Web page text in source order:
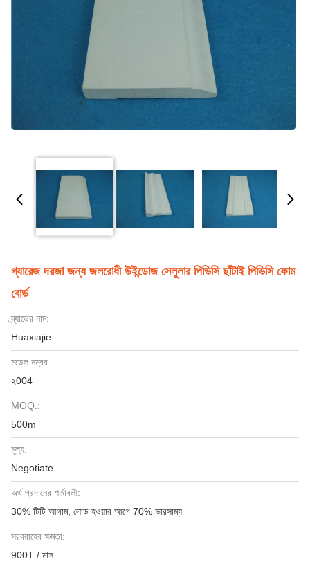
গ্যারেজ দরজা জন্য জলরোধী উইন্ডোজ সেলুলার পিভিসি ছাঁটাই পিভিসি ফোম
বোর্ড
ব্র্যান্ডের নাম:
Huaxiajie
মডেল নম্বর:
২004
MOQ.:
500m
মূল্য:
Negotiate
অর্থ প্রদানের শর্তাবলী:
30% টিটি আগাম, লোড হওয়ার আগে 70% ভারসাম্য
সরবরাহের ক্ষমতা:
900T / মাস